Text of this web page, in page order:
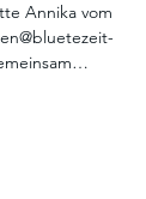
Annika vom